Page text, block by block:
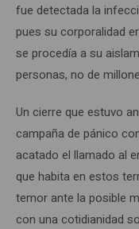
fue detectada la
pues su corporalidad
se procedía a su
personas, no de
Un cierre que estuvo
campaña de pánico
acatado el llamado al
que habita en estos
temor ante la posible
con una cotidianidad